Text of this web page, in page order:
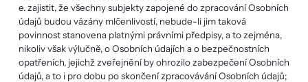
e. zajistit, že všechny subjekty zapojené do zpracování Osobních
údajů budou vázány mlčenlivostí, nebude-li jim taková
povinnost stanovena platnými právními předpisy, a to zejména,
nikoliv však výlučně, o Osobních údajích a o bezpečnostních
opatřeních, jejichž zveřejnění by ohrozilo zabezpečení Osobních
údajů, a to i pro dobu po skončení zpracovávání Osobních údajů;